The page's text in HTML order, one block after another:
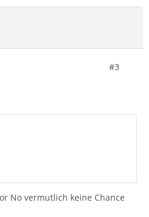
#3
No vermutlich keine Chance